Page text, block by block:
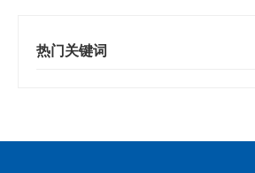
热门关键词